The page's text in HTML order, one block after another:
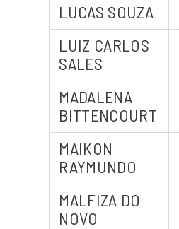
LUCAS SOUZA
LUIZ CARLOS
SALES
MADALENA
BITTENCOURT
MAIKON
RAYMUNDO
MALFIZA DO
NOVO